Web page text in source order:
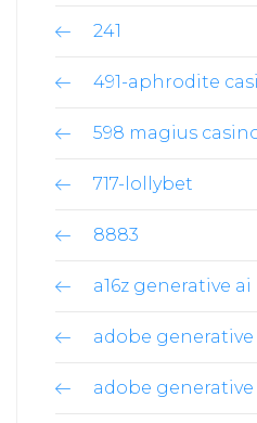
241
491-aphrodite
598 magius
717-lollybet
8883
a16z generative ai
adobe generative
adobe generative